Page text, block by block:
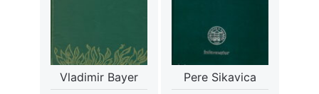
Vladimir Bayer
Pere Sikavica